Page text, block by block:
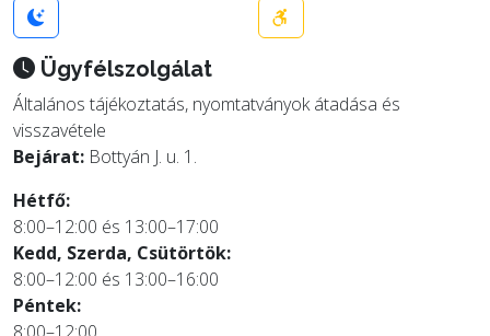
Ügyfélszolgálat
Általános tájékoztatás, nyomtatványok átadása és
visszavétele
Bejárat: Bottyán J. u. 1.
Hétfő:
8:00–12:00 és 13:00–17:00
Kedd, Szerda, Csütörtök:
8:00–12:00 és 13:00–16:00
Péntek: